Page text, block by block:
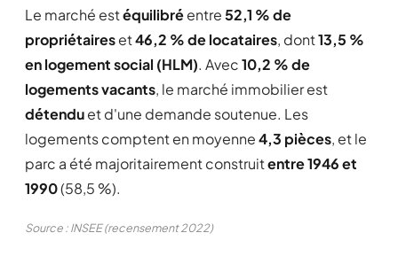
Le marché estéquilibréentre52,1 % de
propriétaireset46,2 % de locataires, dont13,5 %
en logement social (HLM). Avec10,2 % de
logements vacants, le marché immobilier est
détenduet d'une demande soutenue. Les
logements comptent en moyenne4,3 pièces, et le
parc a été majoritairement construitentre 1946 et
1990(58,5 %).
Source : INSEE (recensement 2022)